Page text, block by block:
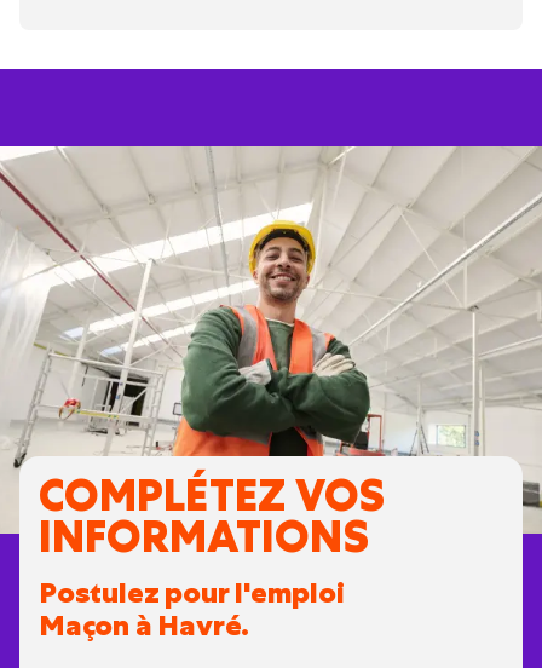
COMPLÉTEZ VOS
INFORMATIONS
Postulez pour l'emploi
Maçon à Havré.